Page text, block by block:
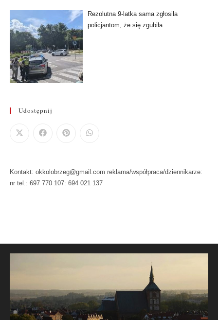
Rezolutna 9-latka sama zgłosiła
policjantom, że się zgubiła
Udostępnij
Kontakt: okkolobrzeg@gmail.com reklama/współpraca/dziennikarze:
nr tel.: 697 770 107: 694 021 137